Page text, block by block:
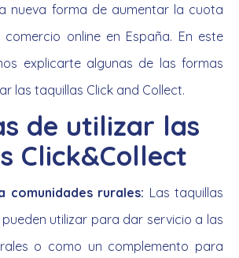
nueva forma de aumentar la cuota
online en España. En este
explicarte algunas de las formas
las taquillas Click and Collect.
de utilizar las
Click&Collect
comunidades rurales: Las taquillas
pueden utilizar para dar servicio a las
o como un complemento para